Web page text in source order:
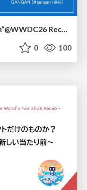
0 100